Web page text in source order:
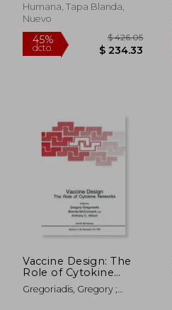
Humana, Tapa Blanda,
Nuevo
Vaccine Design: The
Role of Cytokine
Networks (en Inglés)
Gregoriadis, Gregory ;